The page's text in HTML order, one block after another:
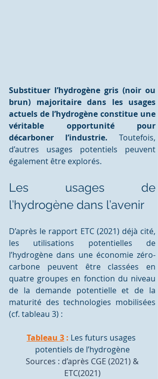
Substituer l’hydrogène gris (noir ou
brun) majoritaire dans les usages
actuels de l’hydrogène constitue une
véritable opportunité pour
décarboner l’industrie. Toutefois,
d’autres usages potentiels peuvent
également être explorés.
Les usages de
l’hydrogène dans l’avenir
D’après le rapport ETC (2021) déjà cité,
les utilisations potentielles de
l’hydrogène dans une économie zéro-
carbone peuvent être classées en
quatre groupes en fonction du niveau
de la demande potentielle et de la
maturité des technologies mobilisées
(cf. tableau 3) :
Tableau 3 : Les futurs usages
potentiels de l’hydrogène
Sources : d’après CGE (2021) &
ETC(2021)